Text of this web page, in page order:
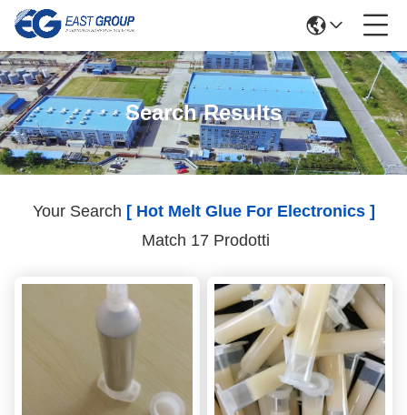
Search Results
Your Search [ Hot Melt Glue For Electronics ]
Match 17 Prodotti